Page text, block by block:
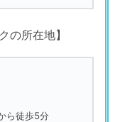
の所在地】
ら徒歩5分